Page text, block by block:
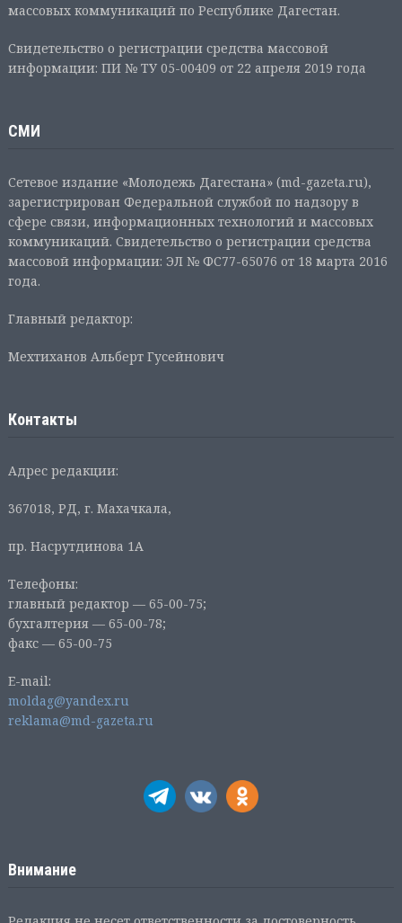
массовых коммуникаций по Республике Дагестан.
Свидетельство о регистрации средства массовой
информации: ПИ № ТУ 05-00409 от 22 апреля 2019 года
СМИ
Сетевое издание «Молодежь Дагестана» (md-gazeta.ru),
зарегистрирован Федеральной службой по надзору в
сфере связи, информационных технологий и массовых
коммуникаций. Свидетельство о регистрации средства
массовой информации: ЭЛ № ФС77-65076 от 18 марта 2016
года.
Главный редактор:
Мехтиханов Альберт Гусейнович
Контакты
Адрес редакции:
367018, РД, г. Махачкала,
пр. Насрутдинова 1А
Телефоны:
главный редактор — 65-00-75;
бухгалтерия — 65-00-78;
факс — 65-00-75
E-mail:
moldag@yandex.ru
reklama@md-gazeta.ru
Внимание